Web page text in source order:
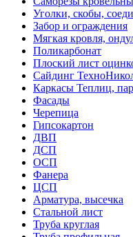
Уголки, скобы,
Забор и ограждения
Мягкая кровля,
Поликарбонат
Плоский лист
Сайдинг
Каркасы Теплиц,
Фасады
Черепица
Гипсокартон
ДВП
ДСП
ОСП
Фанера
ЦСП
Арматура, высечка
Стальной лист
Труба круглая